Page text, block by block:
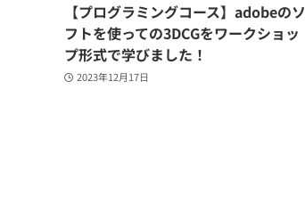
【プログラミングコース】adobeのソ
フトを使っての3DCGをワークショッ
プ形式で学びました！
2023年12月17日